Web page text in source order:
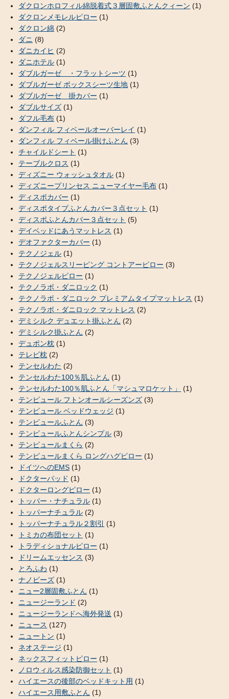
ダクロンホロフィル綿脱着式３層固敷ふとんクィーン (1)
ダクロンメモレルピロー (1)
ダクロン綿 (2)
ダニ (8)
ダニカイヒ (2)
ダニホテル (1)
ダブルガーゼ ・フラットシーツ (1)
ダブルガーゼ ボックスシーツ生地 (1)
ダブルガーゼ 掛カバー (1)
ダブルサイズ (1)
ダフル毛布 (1)
ダンフィル フィベールオーバーレイ (1)
ダンフィル フィベール掛けふとん (3)
チャイルドシート (1)
テーブルクロス (1)
ディズニー ウォッシュタオル (1)
ディズニープリンセス ニューマイヤー毛布 (1)
ディスポカバー (1)
ディスポタイプふとんカバー３点セット (1)
ディスポふとんカバー３点セット (5)
デイベッドにあうマットレス (1)
デオファクターカバー (1)
テクノジェル (1)
テクノジェルスリーピング コントアーピロー (3)
テクノジェルピロー (1)
テクノラボ・ダニロック (1)
テクノラボ・ダニロック プレミアムタイプマットレス (1)
テクノラボ・ダニロック マットレス (2)
デミシルク デュエット掛ふとん (2)
デミシルク掛ふとん (2)
デュポン枕 (1)
テレビ枕 (2)
テンセルわた (2)
テンセルわた100％肌ふとん (1)
テンセルわた100％肌ふとん「マシュマロケット」
(1)
テンピュール フトンオールシーズンズ (3)
テンピュール ベッドウェッジ (1)
テンピュールふとん (3)
テンピュールふとんシンプル (3)
テンピュールまくら (2)
テンピュールまくら ロングハグピロー (1)
ドイツへのEMS (1)
ドクターパッド (1)
ドクターロングピロー (1)
トッパー・ナチュラル (1)
トッパーナチュラル (2)
トッパーナチュラル２割引
(1)
トミカの布団セット (1)
トラディショナルピロー (1)
ドリームエッセンス (3)
とろふわ (1)
ナノビーズ (1)
ニュー2層固敷ふとん (1)
ニュージーランド (2)
ニュージーランドへ海外発送 (1)
ニュース (127)
ニュートン (1)
ネオステージ (1)
ネックスフィットピロー (1)
ノロウィルス感染防御セット (1)
ハイエースの後部のベッドキット用 (1)
ハイエース用敷ふとん (1)